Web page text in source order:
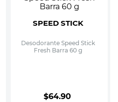
SPEED STICK
Desodorante Speed Stick
Fresh Barra 60 g
$64.90